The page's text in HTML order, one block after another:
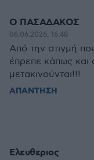
O ΠΑΣΑΔΑΚΟΣ
06.06.2026, 16:48
Από την στιγμή
έπρεπε κάπως και
μετακινούνται!!!
ΑΠΑΝΤΗΣΗ
Ελευθεριος